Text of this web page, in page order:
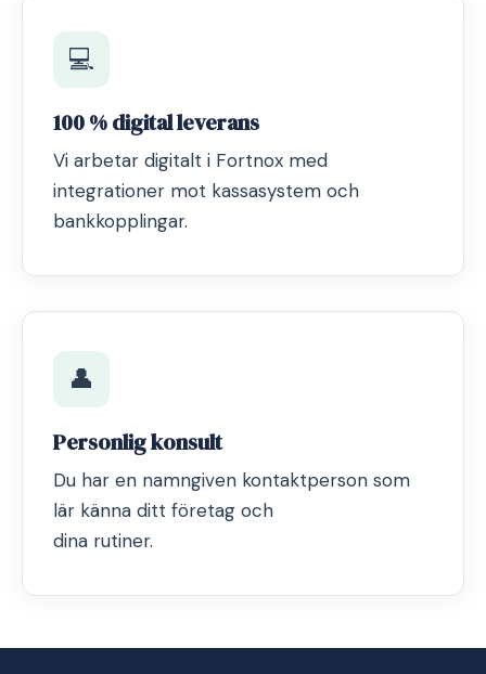
💻
100 % digital leverans
Vi arbetar digitalt i Fortnox med
integrationer mot kassasystem och
bankkopplingar.
👤
Personlig konsult
Du har en namngiven kontaktperson som
lär känna ditt företag och
dina rutiner.